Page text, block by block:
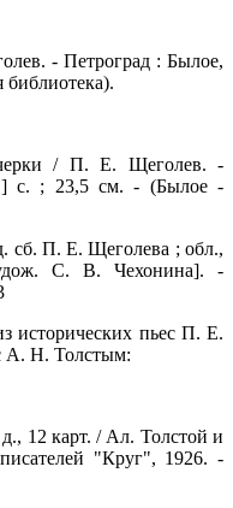
- Петроград : Былое,
библиотека).
/ П. Е. Щеголев. -
с. ; 23,5 см. - (Былое -
сб. П. Е. Щеголева ; обл.,
С. В. Чехонина]. -
исторических пьес П. Е.
А. Н. Толстым:
12 карт. / Ал. Толстой и
"Круг", 1926. -